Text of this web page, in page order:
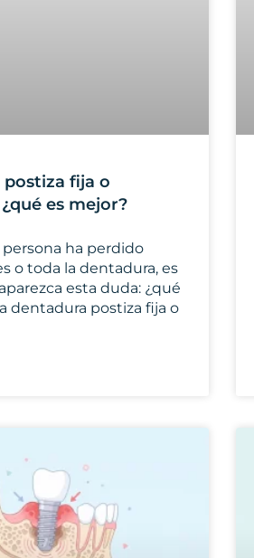
fija o
es mejor?
ha perdido
o toda la dentadura, es
esta duda: ¿qué
dentadura postiza fija o